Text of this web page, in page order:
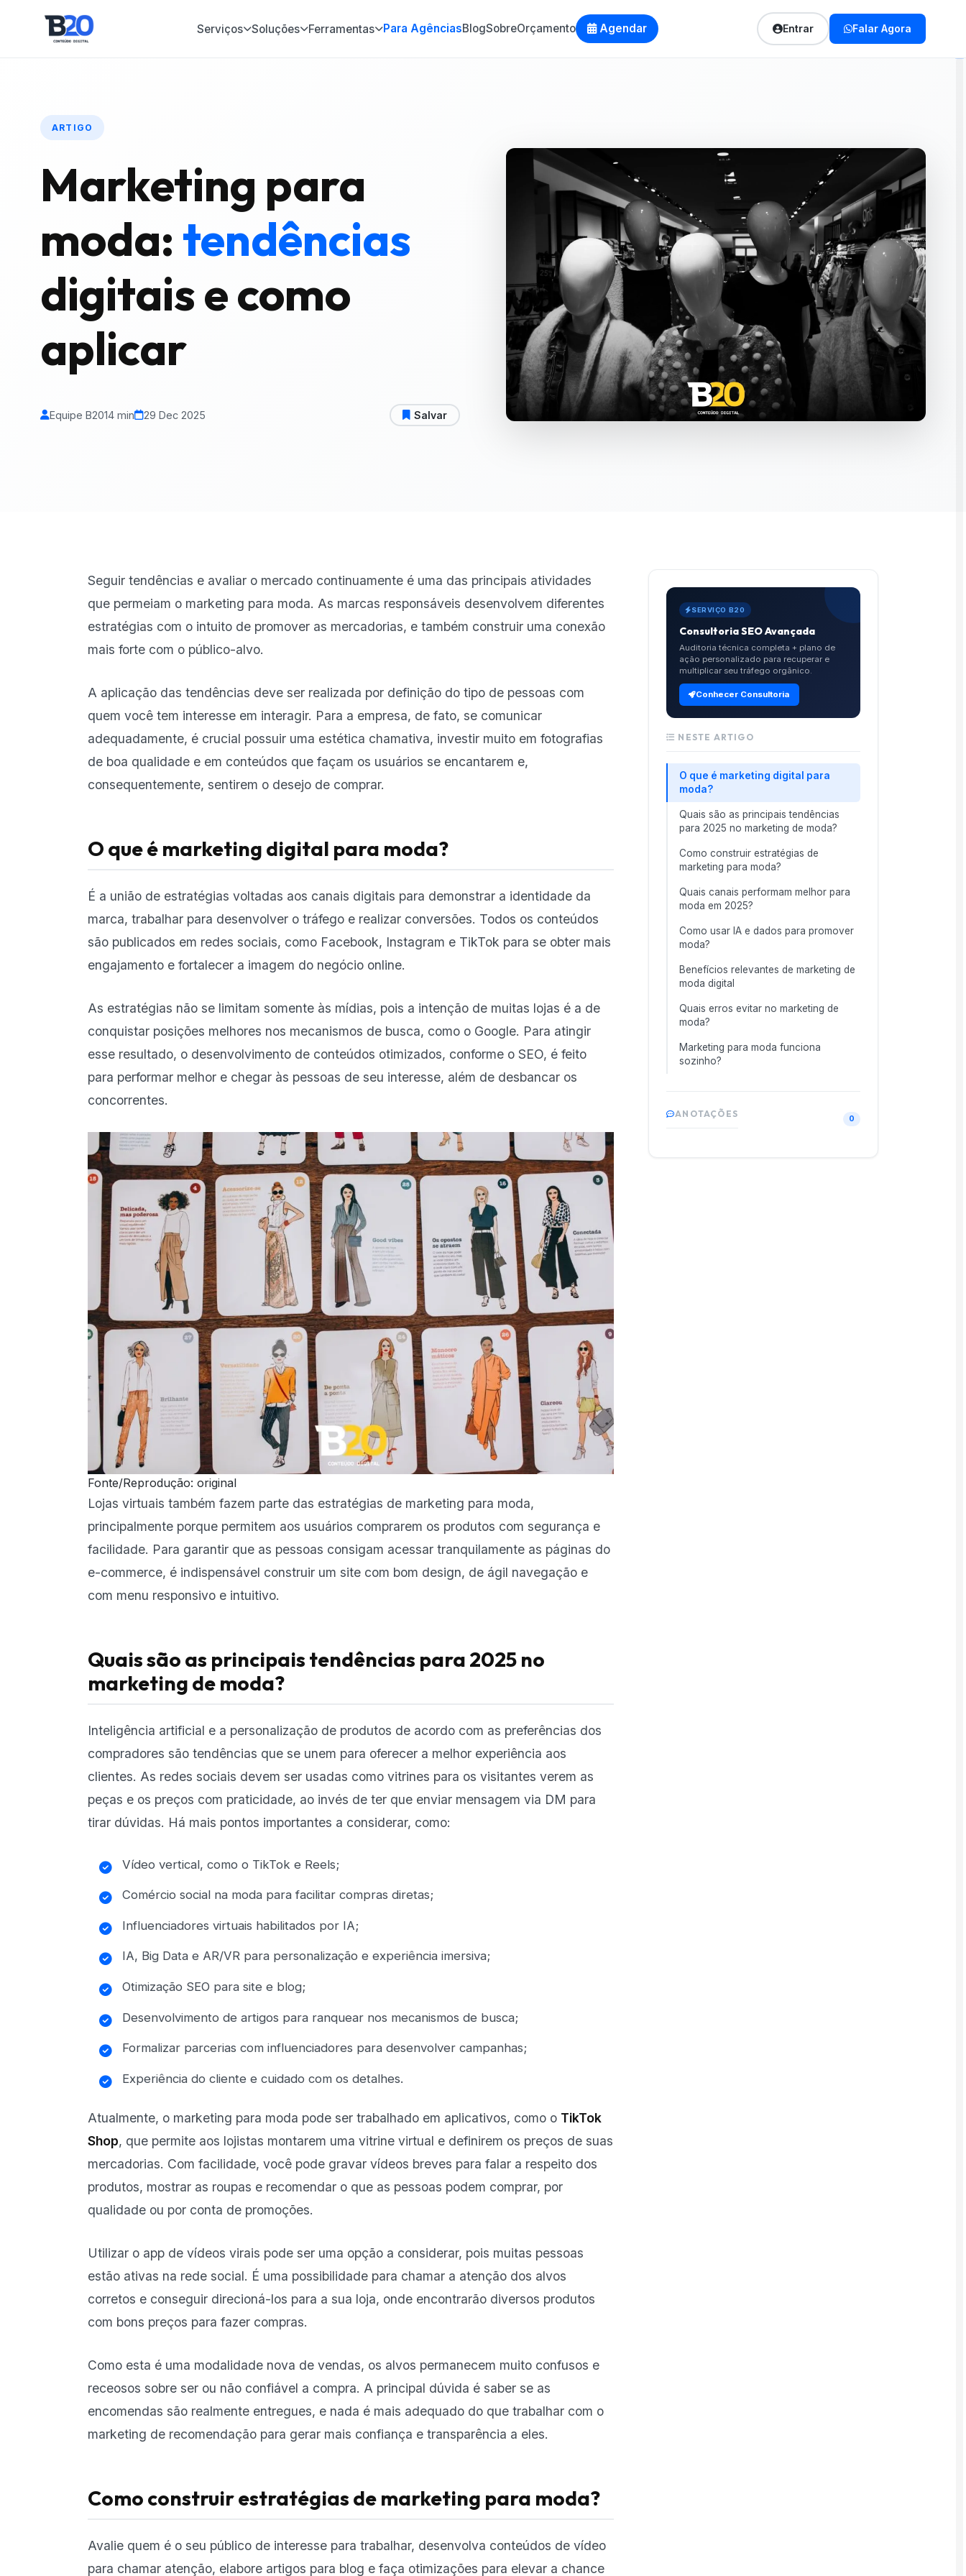
Serviços Soluções Ferramentas Para AgênciasBlogSobreOrçamento Agendar Entrar Falar Agora
ARTIGO
Marketing para
moda:tendências
digitais e como
aplicar
Equipe B2014 min 29 Dec 2025 Salvar
Seguir tendências e avaliar o mercado continuamente é uma das principais atividades
que permeiam o marketing para moda. As marcas responsáveis desenvolvem diferentes
estratégias com o intuito de promover as mercadorias, e também construir uma conexão
mais forte com o público-alvo.
A aplicação das tendências deve ser realizada por definição do tipo de pessoas com
quem você tem interesse em interagir. Para a empresa, de fato, se comunicar
adequadamente, é crucial possuir uma estética chamativa, investir muito em fotografias
de boa qualidade e em conteúdos que façam os usuários se encantarem e,
consequentemente, sentirem o desejo de comprar.
O que é marketing digital para moda?
É a união de estratégias voltadas aos canais digitais para demonstrar a identidade da
marca, trabalhar para desenvolver o tráfego e realizar conversões. Todos os conteúdos
são publicados em redes sociais, como Facebook, Instagram e TikTok para se obter mais
engajamento e fortalecer a imagem do negócio online.
As estratégias não se limitam somente às mídias, pois a intenção de muitas lojas é a de
conquistar posições melhores nos mecanismos de busca, como o Google. Para atingir
esse resultado, o desenvolvimento de conteúdos otimizados, conforme o SEO, é feito
para performar melhor e chegar às pessoas de seu interesse, além de desbancar os
concorrentes.
Fonte/Reprodução: original
Lojas virtuais também fazem parte das estratégias de marketing para moda,
principalmente porque permitem aos usuários comprarem os produtos com segurança e
facilidade. Para garantir que as pessoas consigam acessar tranquilamente as páginas do
e-commerce, é indispensável construir um site com bom design, de ágil navegação e
com menu responsivo e intuitivo.
Quais são as principais tendências para 2025 no
marketing de moda?
Inteligência artificial e a personalização de produtos de acordo com as preferências dos
compradores são tendências que se unem para oferecer a melhor experiência aos
clientes. As redes sociais devem ser usadas como vitrines para os visitantes verem as
peças e os preços com praticidade, ao invés de ter que enviar mensagem via DM para
tirar dúvidas. Há mais pontos importantes a considerar, como:
Vídeo vertical, como o TikTok e Reels;
Comércio social na moda para facilitar compras diretas;
Influenciadores virtuais habilitados por IA;
IA, Big Data e AR/VR para personalização e experiência imersiva;
Otimização SEO para site e blog;
Desenvolvimento de artigos para ranquear nos mecanismos de busca;
Formalizar parcerias com influenciadores para desenvolver campanhas;
Experiência do cliente e cuidado com os detalhes.
Atualmente, o marketing para moda pode ser trabalhado em aplicativos, como o TikTok
Shop, que permite aos lojistas montarem uma vitrine virtual e definirem os preços de suas
mercadorias. Com facilidade, você pode gravar vídeos breves para falar a respeito dos
produtos, mostrar as roupas e recomendar o que as pessoas podem comprar, por
qualidade ou por conta de promoções.
Utilizar o app de vídeos virais pode ser uma opção a considerar, pois muitas pessoas
estão ativas na rede social. É uma possibilidade para chamar a atenção dos alvos
corretos e conseguir direcioná-los para a sua loja, onde encontrarão diversos produtos
com bons preços para fazer compras.
Como esta é uma modalidade nova de vendas, os alvos permanecem muito confusos e
receosos sobre ser ou não confiável a compra. A principal dúvida é saber se as
encomendas são realmente entregues, e nada é mais adequado do que trabalhar com o
marketing de recomendação para gerar mais confiança e transparência a eles.
Como construir estratégias de marketing para moda?
Avalie quem é o seu público de interesse para trabalhar, desenvolva conteúdos de vídeo
para chamar atenção, elabore artigos para blog e faça otimizações para elevar a chance
SERVIÇO B20
Consultoria SEO Avançada
Auditoria técnica completa + plano de
ação personalizado para recuperar e
multiplicar seu tráfego orgânico.
Conhecer Consultoria
NESTE ARTIGO
O que é marketing digital para
moda?
Quais são as principais tendências
para 2025 no marketing de moda?
Como construir estratégias de
marketing para moda?
Quais canais performam melhor para
moda em 2025?
Como usar IA e dados para promover
moda?
Benefícios relevantes de marketing de
moda digital
Quais erros evitar no marketing de
moda?
Marketing para moda funciona
sozinho?
ANOTAÇÕES 0